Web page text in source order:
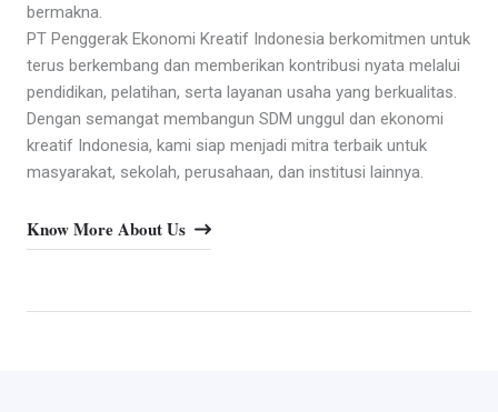
bermakna.
PT Penggerak Ekonomi Kreatif Indonesia berkomitmen untuk
terus berkembang dan memberikan kontribusi nyata melalui
pendidikan, pelatihan, serta layanan usaha yang berkualitas.
Dengan semangat membangun SDM unggul dan ekonomi
kreatif Indonesia, kami siap menjadi mitra terbaik untuk
masyarakat, sekolah, perusahaan, dan institusi lainnya.
Know More About Us